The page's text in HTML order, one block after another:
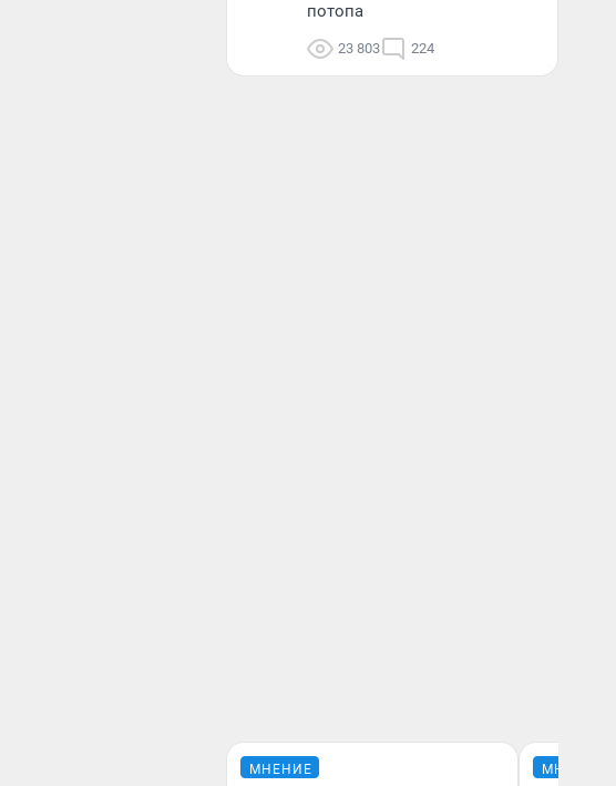
потопа
23 803 224
МНЕНИЕ МНЕНИЕ